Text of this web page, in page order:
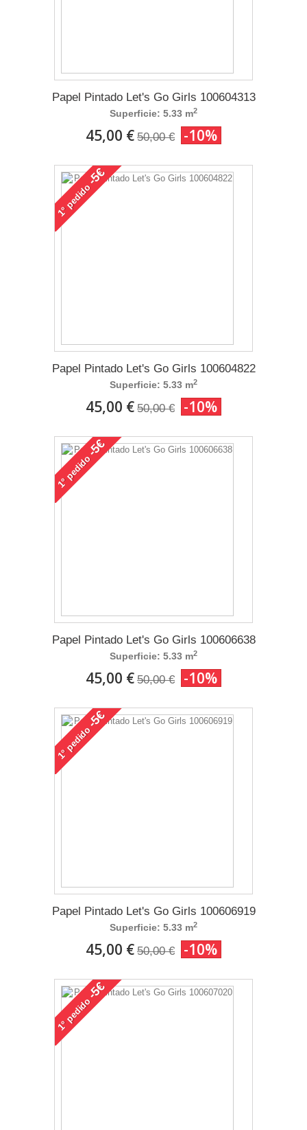
Papel Pintado Let's Go Girls 100604313
Superficie: 5.33 m2
45,00 € 50,00 € -10%
1°
pedido
-5€
Papel Pintado Let's Go Girls 100604822
Superficie: 5.33 m2
45,00 € 50,00 € -10%
1°
pedido
-5€
Papel Pintado Let's Go Girls 100606638
Superficie: 5.33 m2
45,00 € 50,00 € -10%
1°
pedido
-5€
Papel Pintado Let's Go Girls 100606919
Superficie: 5.33 m2
45,00 € 50,00 € -10%
1°
pedido
-5€